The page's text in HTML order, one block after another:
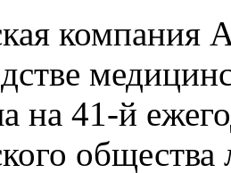
компания
на 41-й